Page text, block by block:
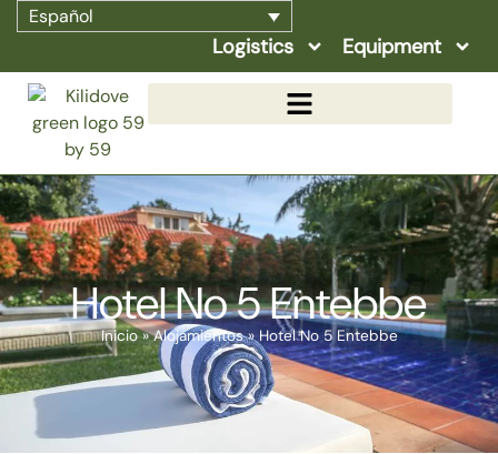
Español
Logistics Equipment
Hotel No 5 Entebbe
Inicio»Alojamientos»Hotel No 5 Entebbe